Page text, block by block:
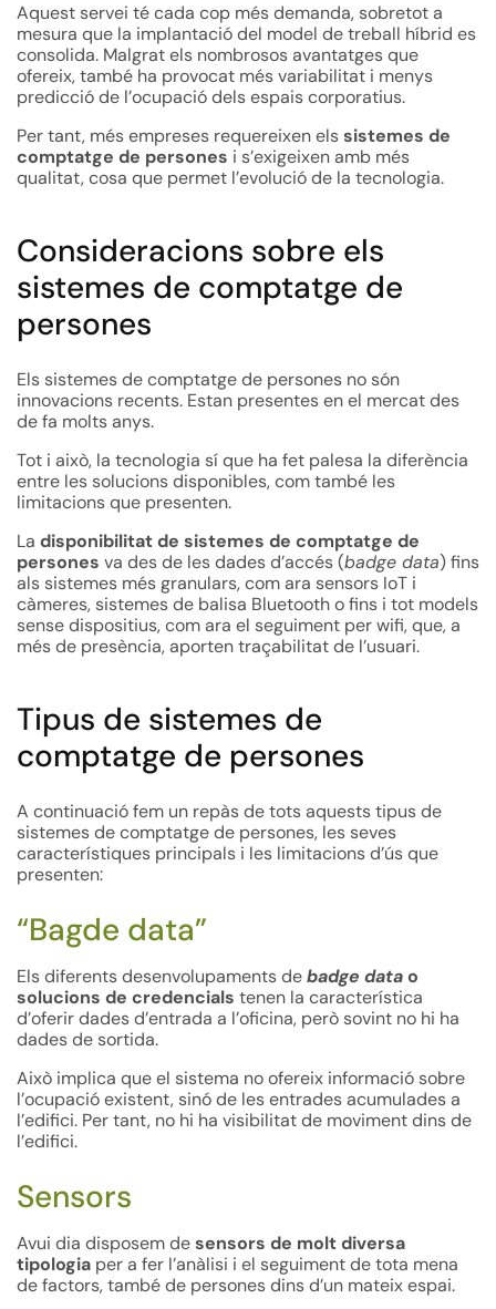
Aquest servei té cada cop més demanda, sobretot a
mesura que la implantació del model de treball híbrid es
consolida. Malgrat els nombrosos avantatges que
ofereix, també ha provocat més variabilitat i menys
predicció de l’ocupació dels espais corporatius.
Per tant, més empreses requereixen elssistemes de
comptatge de persones i s’exigeixen amb més
qualitat, cosa que permet l’evolució de la tecnologia.
Consideracions sobre els
sistemes de comptatge de
persones
Els sistemes de comptatge de persones no són
innovacions recents. Estan presentes en el mercat des
de fa molts anys.
Tot i això, la tecnologia sí que ha fet palesa la diferència
entre les solucions disponibles, com també les
limitacions que presenten.
La disponibilitat de sistemes de comptatge de
persones va des de les dades d’accés (badge data) fins
als sistemes més granulars, com ara sensors IoT i
càmeres, sistemes de balisa Bluetooth o fins i tot models
sense dispositius, com ara el seguiment per wifi, que, a
més de presència, aporten traçabilitat de l’usuari.
Tipus de sistemes de
comptatge de persones
A continuació fem un repàs de tots aquests tipus de
sistemes de comptatge de persones, les seves
característiques principals i les limitacions d’ús que
presenten:
“Bagde data”
Els diferents desenvolupaments debadge datao
solucions de credencials tenen la característica
d’oferir dades d’entrada a l’oficina, però sovint no hi ha
dades de sortida.
Això implica que el sistema no ofereix informació sobre
l’ocupació existent, sinó de les entrades acumulades a
l’edifici. Per tant, no hi ha visibilitat de moviment dins de
l’edifici.
Sensors
Avui dia disposem desensors de molt diversa
tipologia per a fer l’anàlisi i el seguiment de tota mena
de factors, també de persones dins d’un mateix espai.